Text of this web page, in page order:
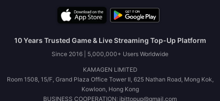
10 Years Trusted Game & Live Streaming Top-Up Platform
Since 2016 | 5,000,000+ Users Worldwide
KAMAGEN LIMITED
Room 1508, 15/F, Grand Plaza Office Tower II, 625 Nathan Road, Mong Kok,
Kowloon, Hong Kong
BUSINESS COOPERATION: ibittopup@gmail.com